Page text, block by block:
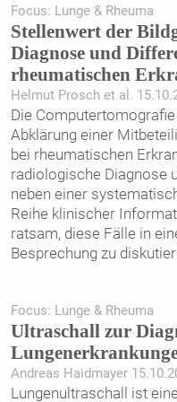
Focus: Lunge & Rheuma
Stellenwert der
Diagnose und
rheumatischen
Helmut Prosch et al.
Die
Abklärung einer
bei rheumatischen
radiologische Diagnose
neben einer
Reihe klinischer
ratsam, diese Fälle in
Besprechung zu
Focus: Lunge & Rheuma
Ultraschall zur
Andreas Haidmayer
Lungenultraschall ist